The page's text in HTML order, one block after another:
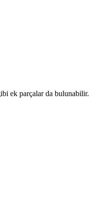
ek parçalar da bulunabilir.